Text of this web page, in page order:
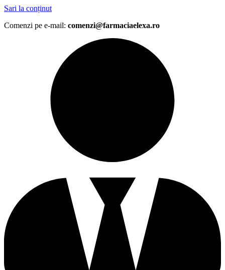
Sari la conținut
Comenzi pe e-mail: comenzi@farmaciaelexa.ro